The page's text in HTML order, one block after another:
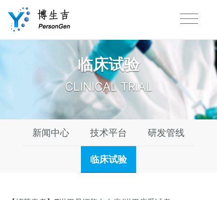
临床试验
CLINICAL TRIAL
新闻中心 技术平台 研发管线
临床试验